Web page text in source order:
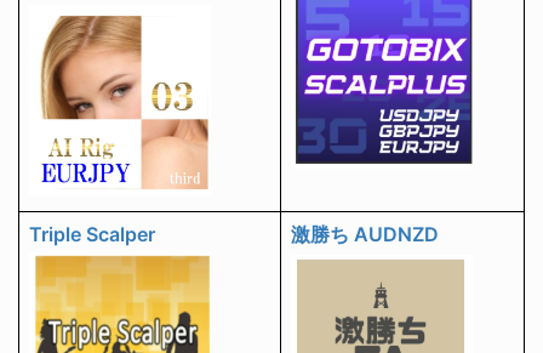
Triple Scalper 激勝ち AUDNZD